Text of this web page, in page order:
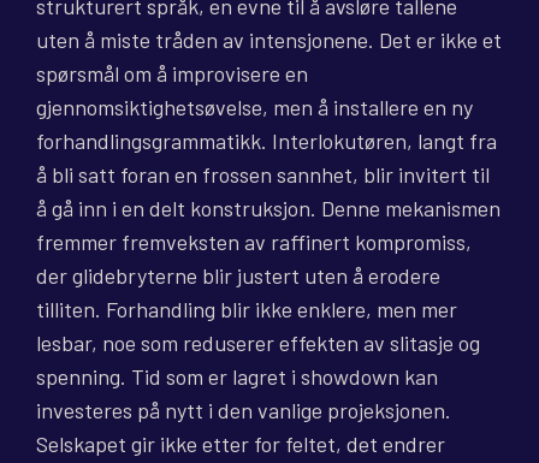
strukturert språk, en evne til å avsløre tallene
uten å miste tråden av intensjonene. Det er ikke et
spørsmål om å improvisere en
gjennomsiktighetsøvelse, men å installere en ny
forhandlingsgrammatikk. Interlokutøren, langt fra
å bli satt foran en frossen sannhet, blir invitert til
å gå inn i en delt konstruksjon. Denne mekanismen
fremmer fremveksten av raffinert kompromiss,
der glidebryterne blir justert uten å erodere
tilliten. Forhandling blir ikke enklere, men mer
lesbar, noe som reduserer effekten av slitasje og
spenning. Tid som er lagret i showdown kan
investeres på nytt i den vanlige projeksjonen.
Selskapet gir ikke etter for feltet, det endrer